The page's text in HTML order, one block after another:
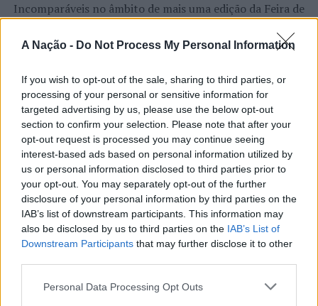
A Nação - Do Not Process My Personal Information
If you wish to opt-out of the sale, sharing to third parties, or
processing of your personal or sensitive information for
targeted advertising by us, please use the below opt-out
section to confirm your selection. Please note that after your
opt-out request is processed you may continue seeing
interest-based ads based on personal information utilized by
us or personal information disclosed to third parties prior to
your opt-out. You may separately opt-out of the further
disclosure of your personal information by third parties on the
IAB’s list of downstream participants. This information may
also be disclosed by us to third parties on the IAB’s List of
Downstream Participants that may further disclose it to other
Personal Data Processing Opt Outs
Fotos: CMB.
MÁRIO CONSTANTINO
PRÓXIMO
Viseu: PSP faz seis detenções entre 26 de setembro e
02 de outubro
NÃO PERCA
Sintra: Casa Mantero acolhe exposição “Memória:
Totalitarismo na Europa”
Incomparáveis no âmbito de mais uma edição da Feira de
na Covilhã, sendo considerada um dos mais antigos
e realizada anualmente na “Cidade Neve”, a feira conjuga
tradição, atividade económica, comércio, gastronomia,
animação cultural e divulgação empresarial,
constituindo um dos principais momentos de promoção
do município e da Beira Interior.
Para António Carlos, o crescimento alcançado ao longo
dos últimos anos representa o cumprimento dos
objetivos que traçou quando iniciou o seu percurso no
setor imobiliário. O empresário considera que o
reconhecimento conquistado resulta da proximidade
com a comunidade e da capacidade de apoiar não apenas
locais e projetos de desenvolvimento regional. Segundo
CONTINUAR A LER
ATUALIDADE
Rio de Janeiro: Governo do Estado
propõe parceria com a FUNCEX para
“reforçar inteligência sobre
comércio exterior”
Ígor Lopes